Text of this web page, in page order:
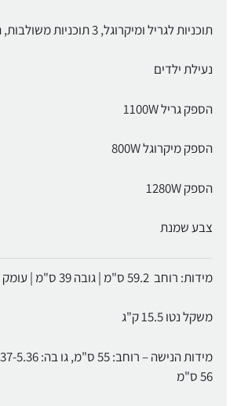
תוכניות לגריל ומיקרוגל, 3 תוכניות משולבות, תוכנית הפשרה
נעילת ילדים
הספק גריל 1100W
הספק מיקרוגל 800W
הספק 1280W
צבע שמנת
מידות: רוחב 59.2 ס"מ | גובה 39 ס"מ | עומק גוף 37.6 ס"מ |
משקל נטו 15.5 ק"ג
56 ס"מ